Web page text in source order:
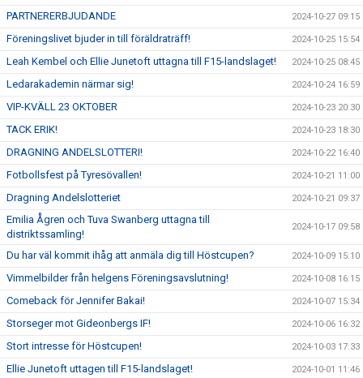
PARTNERERBJUDANDE 2024-10-27 09:15
Föreningslivet bjuder in till föräldraträff! 2024-10-25 15:54
Leah Kembel och Ellie Junetoft uttagna till F15-landslaget! 2024-10-25 08:45
Ledarakademin närmar sig! 2024-10-24 16:59
VIP-KVÄLL 23 OKTOBER 2024-10-23 20:30
TACK ERIK! 2024-10-23 18:30
DRAGNING ANDELSLOTTERI! 2024-10-22 16:40
Fotbollsfest på Tyresövallen! 2024-10-21 11:00
Dragning Andelslotteriet 2024-10-21 09:37
Emilia Ågren och Tuva Swanberg uttagna till
distriktssamling!
2024-10-17 09:58
Du har väl kommit ihåg att anmäla dig till Höstcupen? 2024-10-09 15:10
Vimmelbilder från helgens Föreningsavslutning! 2024-10-08 16:15
Comeback för Jennifer Bakai! 2024-10-07 15:34
Storseger mot Gideonbergs IF! 2024-10-06 16:32
Stort intresse för Höstcupen! 2024-10-03 17:33
Ellie Junetoft uttagen till F15-landslaget! 2024-10-01 11:46